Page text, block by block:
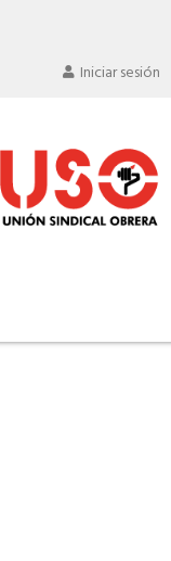
Iniciar sesión